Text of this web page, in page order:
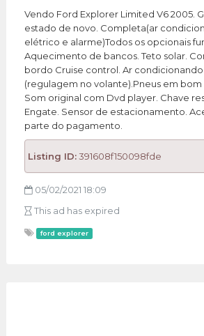
Vendo Ford Explorer Limited V6 2005.
estado de novo. Completa(ar
elétrico e alarme)Todos os opcionais
Aquecimento de bancos. Teto solar.
bordo Cruise control. Ar
(regulagem no volante).Pneus em bom
Som original com Dvd player. Chave
Engate. Sensor de estacionamento.
parte do pagamento.
Listing ID:391608f150098fde
05/02/2021 18:09
This ad has expired
ford explorer